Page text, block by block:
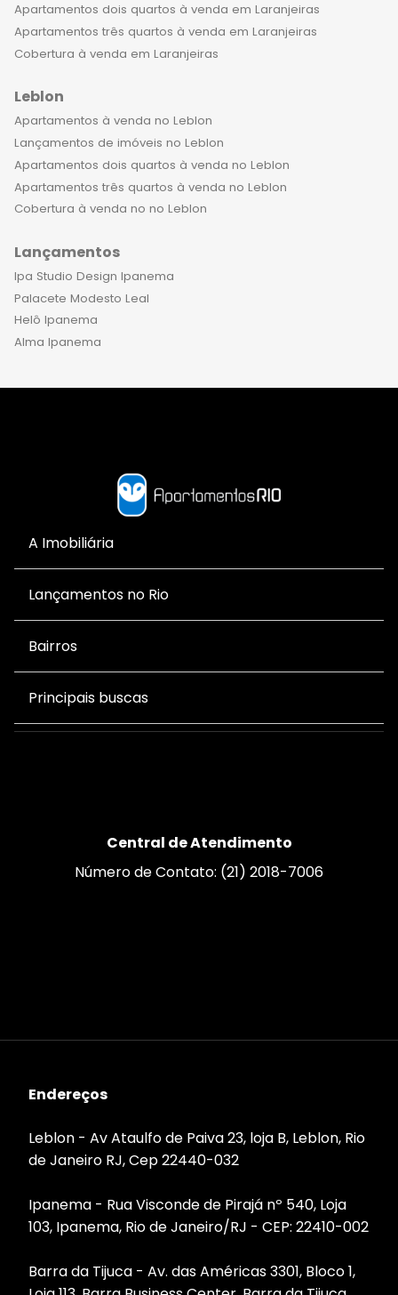
Apartamentos dois quartos à venda em Laranjeiras
Apartamentos três quartos à venda em Laranjeiras
Cobertura à venda em Laranjeiras
Leblon
Apartamentos à venda no Leblon
Lançamentos de imóveis no Leblon
Apartamentos dois quartos à venda no Leblon
Apartamentos três quartos à venda no Leblon
Cobertura à venda no no Leblon
Lançamentos
Ipa Studio Design Ipanema
Palacete Modesto Leal
Helô Ipanema
Alma Ipanema
A Imobiliária
Lançamentos no Rio
Bairros
Principais buscas
Central de Atendimento
Número de Contato: (21) 2018-7006
Endereços
Leblon - Av Ataulfo de Paiva 23, loja B, Leblon, Rio
de Janeiro RJ, Cep 22440-032
Ipanema - Rua Visconde de Pirajá nº 540, Loja
103, Ipanema, Rio de Janeiro/RJ - CEP: 22410-002
Barra da Tijuca - Av. das Américas 3301, Bloco 1,